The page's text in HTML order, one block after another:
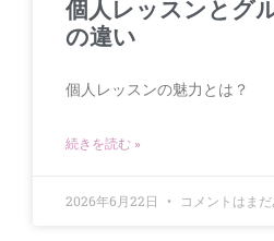
個人レッスンとグ
の違い
個人レッスンの魅力とは？
続きを読む »
2026年6月22日 コメントはま